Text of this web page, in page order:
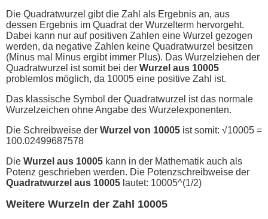
Die Quadratwurzel gibt die Zahl als Ergebnis an, aus
dessen Ergebnis im Quadrat der Wurzelterm hervorgeht.
Dabei kann nur auf positiven Zahlen eine Wurzel gezogen
werden, da negative Zahlen keine Quadratwurzel besitzen
(Minus mal Minus ergibt immer Plus). Das Wurzelziehen der
Quadratwurzel ist somit bei der Wurzel aus 10005
problemlos möglich, da 10005 eine positive Zahl ist.
Das klassische Symbol der Quadratwurzel ist das normale
Wurzelzeichen ohne Angabe des Wurzelexponenten.
Die Schreibweise der Wurzel von 10005 ist somit: √10005 =
100.02499687578
Die Wurzel aus 10005 kann in der Mathematik auch als
Potenz geschrieben werden. Die Potenzschreibweise der
Quadratwurzel aus 10005 lautet: 10005^(1/2)
Weitere Wurzeln der Zahl 10005